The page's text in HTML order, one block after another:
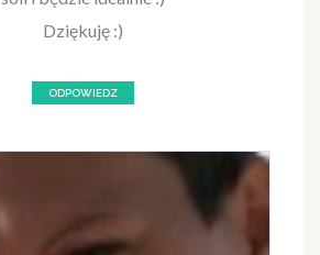
Dziękuję :)
ODPOWIEDZ